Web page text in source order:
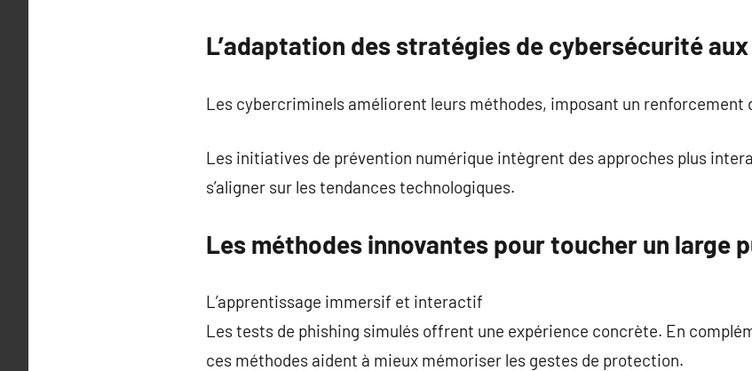
L’adaptation des stratégies de cybersécurité
Les cybercriminels améliorent leurs méthodes, imposant un
Les initiatives de prévention numérique intègrent des approches plus
s’aligner sur les tendances technologiques.
Les méthodes innovantes pour toucher un large
L’apprentissage immersif et interactif
Les tests de phishing simulés offrent une expérience concrète. En
ces méthodes aident à mieux mémoriser les gestes de protection.